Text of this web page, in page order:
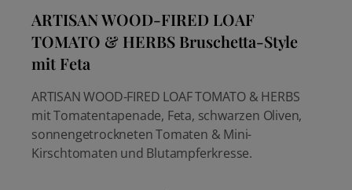
ARTISAN WOOD-FIRED LOAF
TOMATO & HERBS Bruschetta-Style
mit Feta
ARTISAN WOOD-FIRED LOAF TOMATO & HERBS
mit Tomatentapenade, Feta, schwarzen Oliven,
sonnengetrockneten Tomaten & Mini-
Kirschtomaten und Blutampferkresse.